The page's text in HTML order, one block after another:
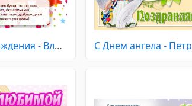
С Днем рождения - Владимир С Днем ангела - Петр